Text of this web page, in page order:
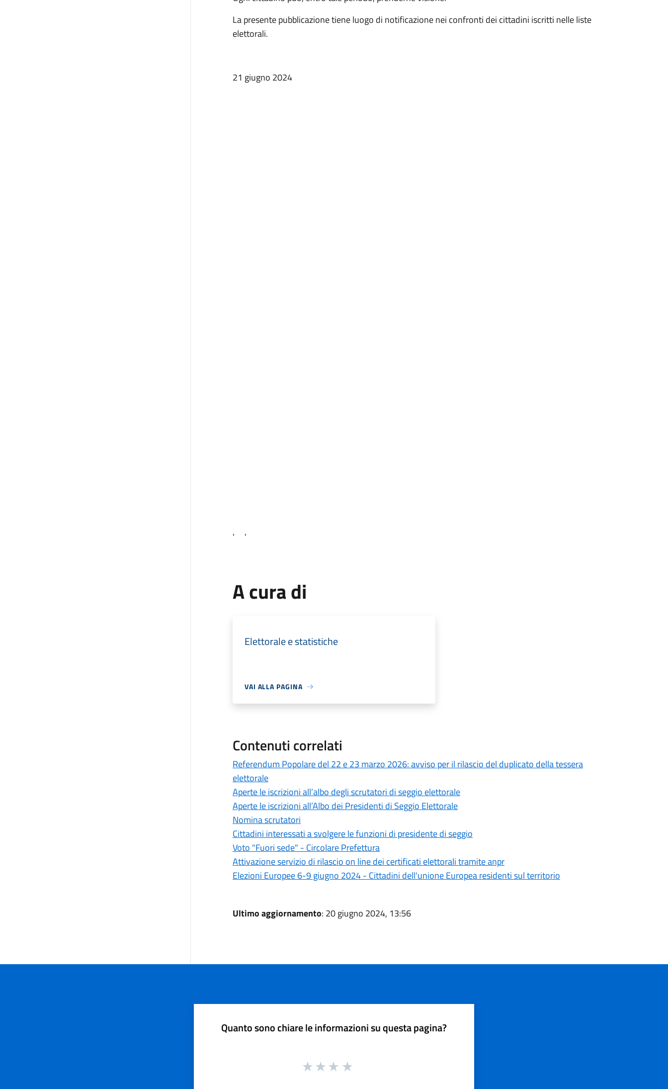
La presente pubblicazione tiene luogo di notificazione nei confronti dei cittadini iscritti nelle liste
elettorali.
21 giugno 2024
' '
A cura di
Elettorale e statistiche
VAI ALLA PAGINA
Contenuti correlati
Referendum Popolare del 22 e 23 marzo 2026: avviso per il rilascio del duplicato della tessera
elettorale
Aperte le iscrizioni all’albo degli scrutatori di seggio elettorale
Aperte le iscrizioni all’Albo dei Presidenti di Seggio Elettorale
Nomina scrutatori
Cittadini interessati a svolgere le funzioni di presidente di seggio
Voto "Fuori sede" - Circolare Prefettura
Attivazione servizio di rilascio on line dei certificati elettorali tramite anpr
Elezioni Europee 6-9 giugno 2024 - Cittadini dell'unione Europea residenti sul territorio
Ultimo aggiornamento: 20 giugno 2024, 13:56
Quanto sono chiare le informazioni su questa pagina?